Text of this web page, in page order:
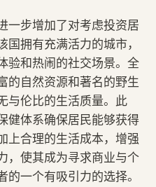
一步增加了对考虑投资居
拥有充满活力的城市，
验和热闹的社交场景。全
的自然资源和著名的野生
与伦比的生活质量。此
健体系确保居民能够获得
上合理的生活成本，增强
，使其成为寻求商业与个
一个有吸引力的选择。